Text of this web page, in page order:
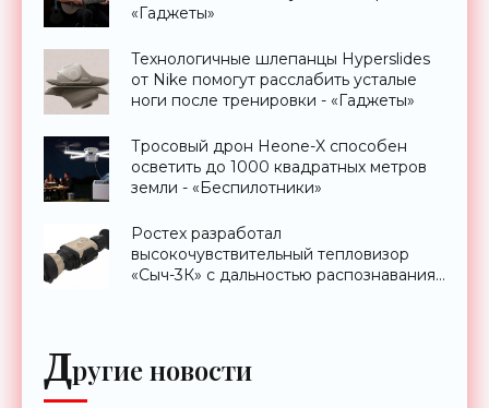
«Гаджеты»
Технологичные шлепанцы Hyperslides
от Nike помогут расслабить усталые
ноги после тренировки - «Гаджеты»
Тросовый дрон Heone-X способен
осветить до 1000 квадратных метров
земли - «Беспилотники»
Ростех разработал
высокочувствительный тепловизор
«Сыч-3К» с дальностью распознавания
Другие новости